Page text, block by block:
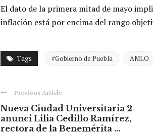
El dato de la primera mitad de mayo
inflación está por encima del rango
Tags #Gobierno de Puebla AMLO
Previous Article
Nueva Ciudad Universitaria 2
anunci Lilia Cedillo Ramírez,
rectora de la Benemérita ...